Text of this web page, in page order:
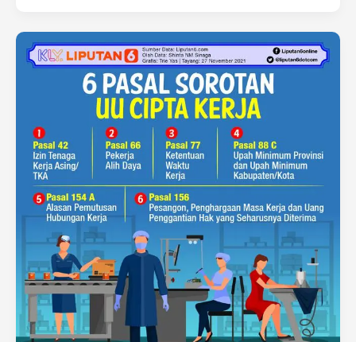
Lindungi
Pekerja
Outsourcing,
Revisi
PP
35
Tahun
2021